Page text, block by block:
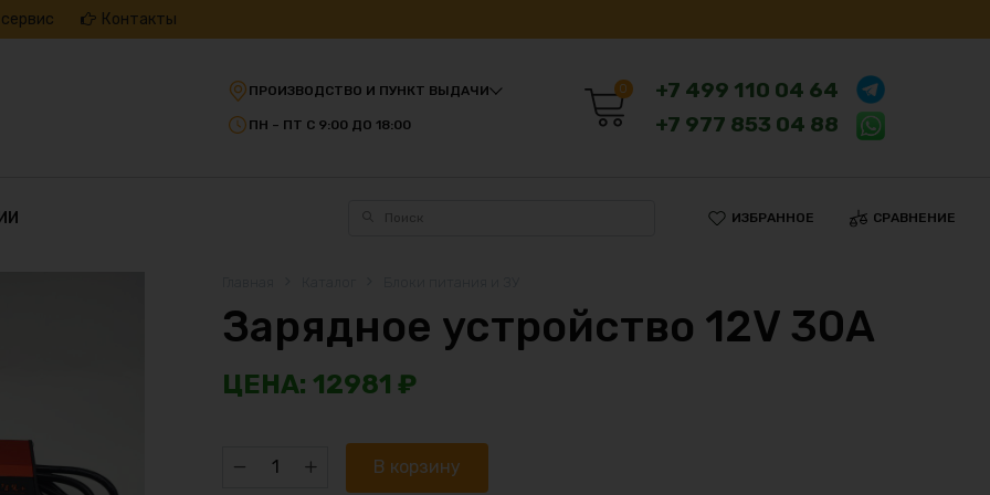
Контакты
ПРОИЗВОДСТВО И ПУНКТ ВЫДАЧИ
ПН – ПТ С 9:00 ДО 18:00
0
+7 499 110 04 64
+7 977 853 04 88
ИЗБРАННОЕ СРАВНЕНИЕ
Зарядное устройство 12V 30А
12981₽
Количество
В корзину